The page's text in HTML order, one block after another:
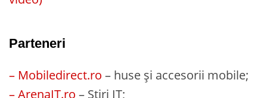
Parteneri
– Mobiledirect.ro – huse și accesorii mobile;
– ArenaIT.ro – Știri IT;